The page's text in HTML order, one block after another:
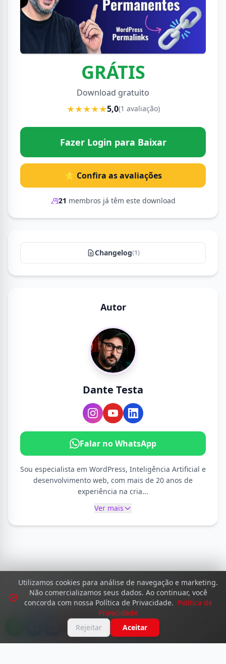
GRÁTIS
Download gratuito
★★★★★5,0(1 avaliação)
Fazer Login para Baixar
⭐ Confira as avaliações
21 membros já têm este download
Changelog(1)
Autor
Dante Testa
Falar no WhatsApp
Sou especialista em WordPress, Inteligência Artificial e
desenvolvimento web, com mais de 20 anos de
experiência na cria...
Ver mais
Utilizamos cookies para análise de navegação e marketing.
Não comercializamos seus dados. Ao continuar, você
concorda com nossa Política de Privacidade. Política de
Privacidade
Rejeitar
Aceitar